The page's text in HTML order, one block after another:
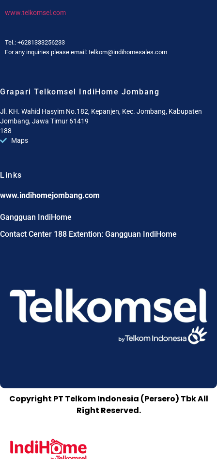
www.telkomsel.com
Tel.: +6281333256233
For any inquiries please email: telkom@indihomesales.com
Grapari Telkomsel IndiHome Jombang
Jl. KH. Wahid Hasyim No.182, Kepanjen, Kec. Jombang, Kabupaten
Jombang, Jawa Timur 61419
188
Maps
Links
www.indihomejombang.com
Gangguan IndiHome
Contact Center 188 Extention: Gangguan IndiHome
Copyright PT Telkom Indonesia (Persero) Tbk All
Right Reserved.